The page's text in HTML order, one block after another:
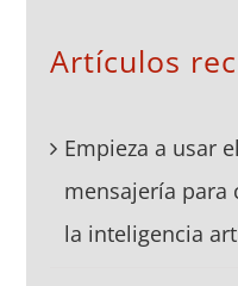
Artículos
Empieza a usar
mensajería para
la inteligencia